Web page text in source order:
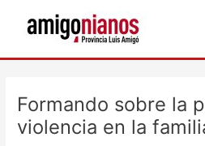
Formando sobre la
violencia en la
entradas